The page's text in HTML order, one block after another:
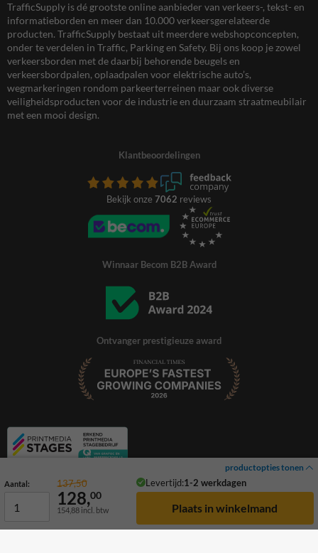
productopties tonen
Aantal: 137,50 Levertijd:1-2 werkdagen
128,00
154,88 incl. btw
TrafficSupply is dé grootste online aanbieder van verkeers-, tekst- en
informatieborden en meer dan 10.000 verkeersgerelateerde
producten. TrafficSupply bestaat uit meerdere webshopconcepten,
onder te verdelen in Traffic, Parking en Safety. Bij ons koop je zowel
verkeersborden met de daarbij behorende beugels en
verkeersbordpalen, oplaadpalen voor elektrische auto’s,
wegmarkeringen rondom parkeerterreinen maar ook diverse
veiligheidsproducten voor de industrie en duurzaam straatmeubilair
met een mooi design.
Klantbeoordelingen
Bekijk onze 7062 reviews
Winnaar Becom B2B Award
Ontvanger prestigieuze award
© 2026 TrafficSupply. Alle rechten voorbehouden.